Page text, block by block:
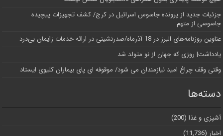
جزئیات جدید از پرونده جاسوس اسرائیل در کرج/‌ کشف تجهیزات پیچیده
جاسوسی از متهم
عناوین روزنامه‌های البرز در ‌18 آذرماه/صدرنشینی در ارائه خدمات زایمان بی‌درد
یادداشت| روزی که جهان از نو متولد شد
وقتی وقف چراغ امید نیازمندان می شود/ موقوفه ای پای بیماران کلیوی ایستاد
دسته‌ها
آشپزی و غذا (200)
اخبار (11,736)